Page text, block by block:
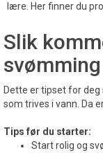
lære. Her finner du
Slik
svømming
Dette er tipset for
som trives i vann. Da
Tips før du starter:
Start rolig og